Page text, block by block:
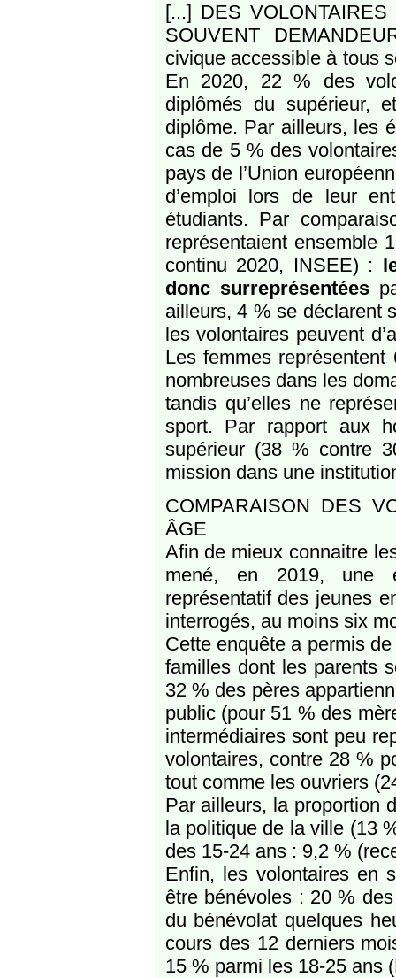
[...] DES
SOUVENT
civique accessible à tous
En 2020, 22 % des
diplômés du supérieur,
diplôme. Par ailleurs, les
cas de 5 % des
pays de l’Union
d’emploi lors de leur
étudiants. Par
représentaient ensemble
continu 2020, INSEE) :
donc surreprésentées
ailleurs, 4 % se déclarent
les volontaires peuvent
Les femmes
nombreuses dans les
tandis qu’elles ne
sport. Par rapport aux
supérieur (38 % contre
mission dans une
COMPARAISON DES
ÂGE
Afin de mieux connaitre
mené, en 2019, une
représentatif des jeunes
interrogés, au moins six
Cette enquête a permis
familles dont les parents
32 % des pères
public (pour 51 % des
intermédiaires sont peu
volontaires, contre 28 %
tout comme les ouvriers
Par ailleurs, la proportion
la politique de la ville (13
des 15-24 ans : 9,2 %
Enfin, les volontaires en
être bénévoles : 20 %
du bénévolat quelques
cours des 12 derniers
15 % parmi les 18-25 ans